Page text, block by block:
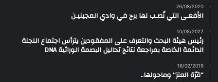
26/08/2020
الأفعـى التي نُصـب لها برج في وادي المجينيـن
10/08/2022
رئيس هيئة البحث والتعرف على المفقودين يترأس اجتماع اللجنة
الدائمة الخاصة بمراجعة نتائج تحاليل البصمة الوراثية DNA
16/02/2019
“قرّة العنز” وماحولها..